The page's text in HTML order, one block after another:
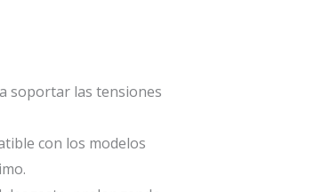
soportar las tensiones
con los modelos